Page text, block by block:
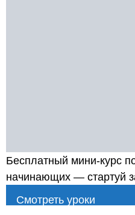
Бесплатный мини-курс
начинающих — стартуй
Смотреть уроки